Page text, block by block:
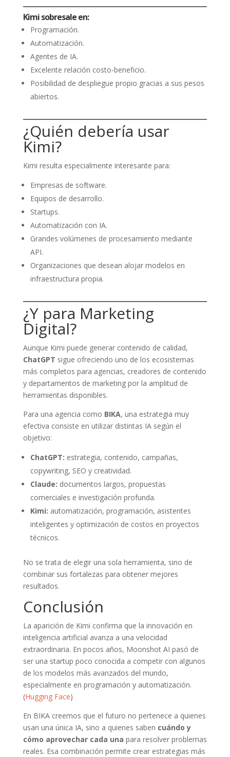
Kimi sobresale en:
Programación.
Automatización.
Agentes de IA.
Excelente relación costo-beneficio.
Posibilidad de despliegue propio gracias a sus pesos
abiertos.
¿Quién debería usar
Kimi?
Kimi resulta especialmente interesante para:
Empresas de software.
Equipos de desarrollo.
Startups.
Automatización con IA.
Grandes volúmenes de procesamiento mediante
API.
Organizaciones que desean alojar modelos en
infraestructura propia.
¿Y para Marketing
Digital?
Aunque Kimi puede generar contenido de calidad,
ChatGPT sigue ofreciendo uno de los ecosistemas
más completos para agencias, creadores de contenido
y departamentos de marketing por la amplitud de
herramientas disponibles.
Para una agencia como BIKA, una estrategia muy
efectiva consiste en utilizar distintas IA según el
objetivo:
ChatGPT: estrategia, contenido, campañas,
copywriting, SEO y creatividad.
Claude: documentos largos, propuestas
comerciales e investigación profunda.
Kimi: automatización, programación, asistentes
inteligentes y optimización de costos en proyectos
técnicos.
No se trata de elegir una sola herramienta, sino de
combinar sus fortalezas para obtener mejores
resultados.
Conclusión
La aparición de Kimi confirma que la innovación en
inteligencia artificial avanza a una velocidad
extraordinaria. En pocos años, Moonshot AI pasó de
ser una startup poco conocida a competir con algunos
de los modelos más avanzados del mundo,
especialmente en programación y automatización.
(Hugging Face)
En BIKA creemos que el futuro no pertenece a quienes
usan una única IA, sino a quienes saben cuándo y
cómo aprovechar cada una para resolver problemas
reales. Esa combinación permite crear estrategias más